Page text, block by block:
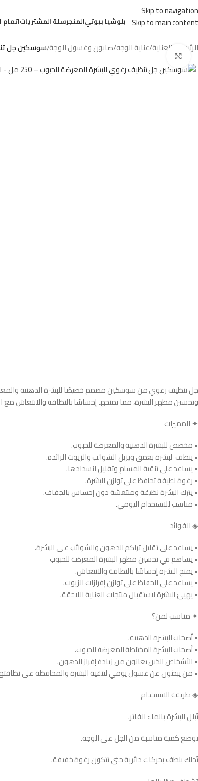
Skip to navigation
Skip to main content بلوشيا بيوتيالمتجرسلة المشترياتاتمام
الرئيسية العناية/عناية الوجه/صابون وغسول الوجة/سوسكين جل
Click to enlarge
جل تنظيف رغوي من سوسكين مصمم خصيصًا للبشرة الدهنية
وتحسين مظهر البشرة، مما يمنحها إحساسًا بالنظافة والانتعاش مع
✦ المميزات
• مخصص للبشرة الدهنية والمعرضة للحبوب.
• ينظف البشرة بعمق ويزيل الشوائب والزيوت الزائدة.
• يساعد على تنقية المسام وتقليل انسدادها.
• رغوة لطيفة تحافظ على توازن البشرة.
• يترك البشرة نظيفة ومنتعشة دون إحساس بالجفاف.
• مناسب للاستخدام اليومي.
◈ الفوائد
• يساعد على تقليل تراكم الدهون والشوائب على البشرة.
• يساهم في تحسين مظهر البشرة المعرضة للحبوب.
• يمنح البشرة إحساسًا بالنظافة والانتعاش.
• يساعد على الحفاظ على توازن إفرازات الزيوت.
• يهيئ البشرة لاستقبال منتجات العناية اللاحقة.
✦ مناسب لمن؟
• أصحاب البشرة الدهنية.
• أصحاب البشرة المختلطة المعرضة للحبوب.
• الأشخاص الذين يعانون من زيادة إفراز الدهون.
• من يبحثون عن غسول يومي لتنقية البشرة والمحافظة على
◈ طريقة الاستخدام
تُبلل البشرة بالماء الفاتر.
توضع كمية مناسبة من الجل على الوجه.
تُدلك بلطف بحركات دائرية حتى تتكون رغوة خفيفة.